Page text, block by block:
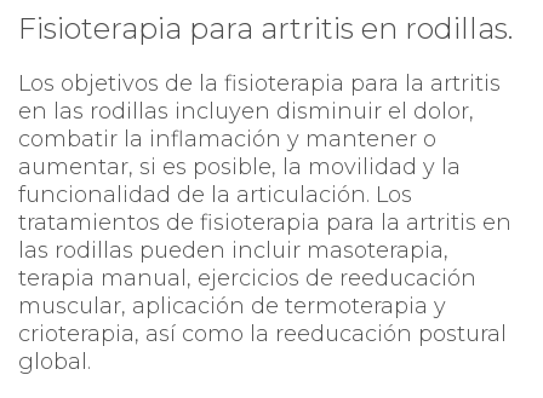
Fisioterapia para artritis en rodillas.
Los objetivos de la fisioterapia para la artritis
en las rodillas incluyen disminuir el dolor,
combatir la inflamación y mantener o
aumentar, si es posible, la movilidad y la
funcionalidad de la articulación. Los
tratamientos de fisioterapia para la artritis en
las rodillas pueden incluir masoterapia,
terapia manual, ejercicios de reeducación
muscular, aplicación de termoterapia y
crioterapia, así como la reeducación postural
global.